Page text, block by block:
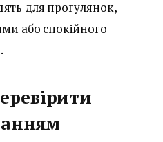
для прогулянок,
або спокійного